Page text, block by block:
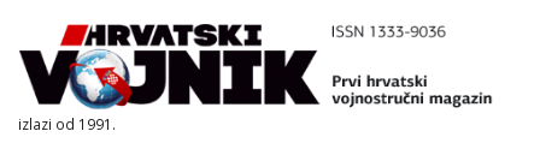
izlazi od 1991.